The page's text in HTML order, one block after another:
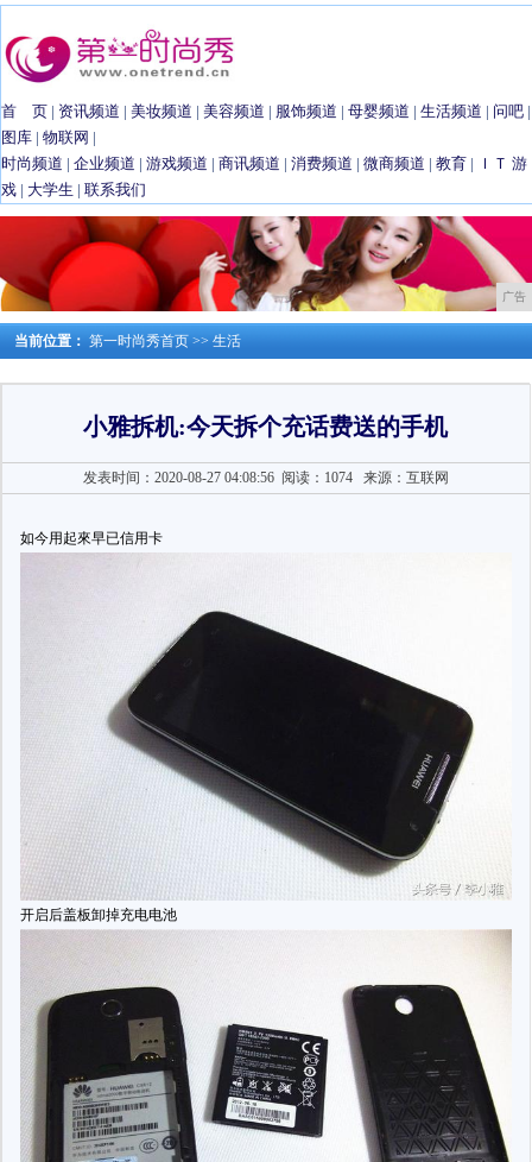
首 页 | 资讯频道 | 美妆频道 | 美容频道 | 服饰频道 | 母婴频道 | 生活频道 | 问吧 |
图库 | 物联网 |
时尚频道 | 企业频道 | 游戏频道 | 商讯频道 | 消费频道 | 微商频道 | 教育 | ＩＴ 游
戏 | 大学生 | 联系我们
广告
当前位置： 第一时尚秀首页 >> 生活
小雅拆机:今天拆个充话费送的手机
发表时间：2020-08-27 04:08:56 阅读：1074来源：互联网
如今用起來早已信用卡
开启后盖板卸掉充电电池